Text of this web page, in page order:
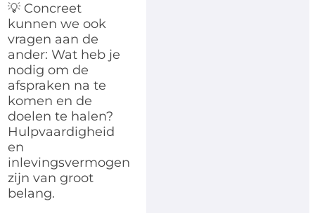
💡 Concreet
kunnen we ook
vragen aan de
ander: Wat heb je
nodig om de
afspraken na te
komen en de
doelen te halen?
Hulpvaardigheid
en
inlevingsvermogen
zijn van groot
belang.